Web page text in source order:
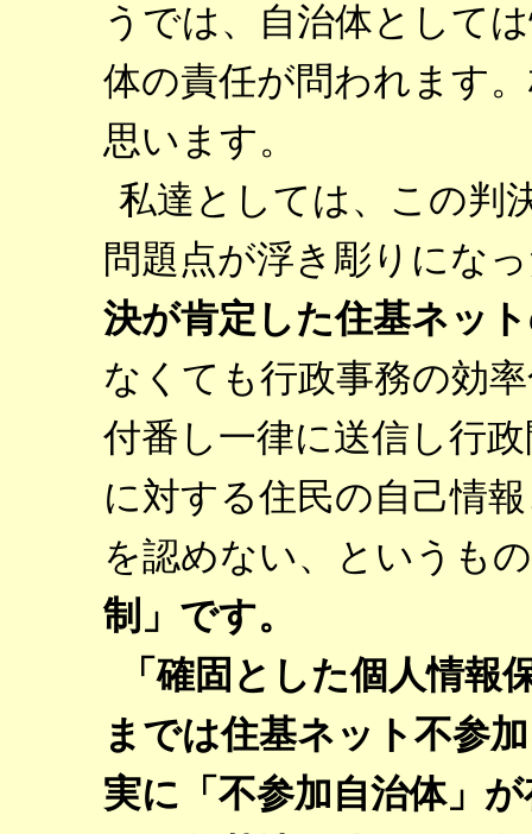
うでは、自治体として
体の責任が問われます
思います。
私達としては、この判
問題点が浮き彫りにな
決が肯定した住基ネッ
なくても行政事務の効
付番し一律に送信し行
に対する住民の自己情
を認めない、というも
制」です。
「確固とした個人情報
までは住基ネット不参
実に「不参加自治体」